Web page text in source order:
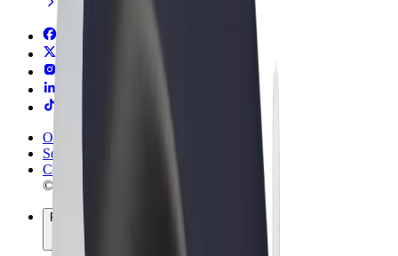
Obchodní podmínky
Soukromí
Cookies
© 2026 Bolt Technology OÜ
Produkty